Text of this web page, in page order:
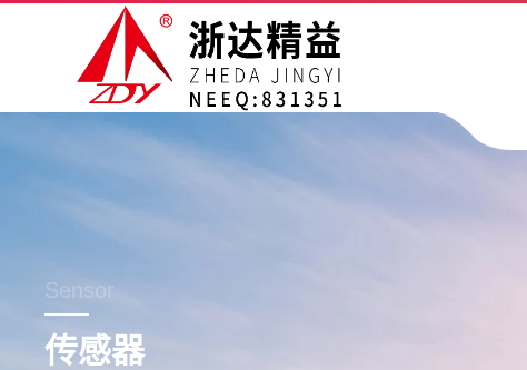
Sensor
传感器